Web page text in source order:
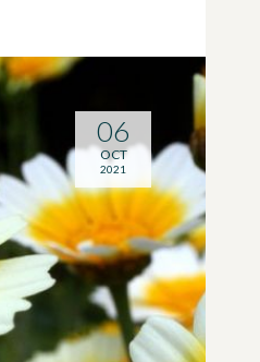
06
OCT
2021